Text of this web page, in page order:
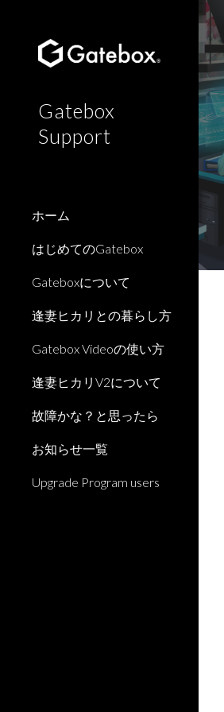
Gatebox
Support
ホーム
はじめてのGatebox
Gateboxについて
逢妻ヒカリとの暮らし方
Gatebox Videoの使い方
逢妻ヒカリV2について
故障かな？と思ったら
お知らせ一覧
Upgrade Program users